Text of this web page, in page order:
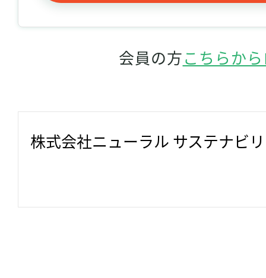
会員の方こちらか
株式会社ニューラル サステナビ